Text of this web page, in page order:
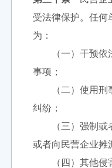
受法律保护。任何
为：
（一）干预依法
事项；
（二）使用刑事
纠纷；
（三）强制或者
或者向民营企业摊
（四）其他侵害